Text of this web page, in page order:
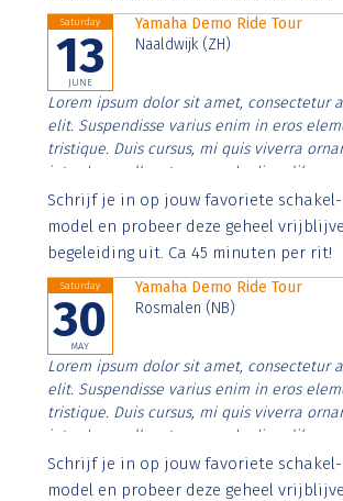
Saturday
13
JUNE
Yamaha Demo Ride Tour
Naaldwijk (ZH)
Lorem ipsum dolor sit amet, consectetur
elit. Suspendisse varius enim in eros
tristique. Duis cursus, mi quis viverra
interdum nulla, ut commodo diam libero
Aenean faucibus nibh et justo cursus id
imperdiet. Nunc ut sem vitae risus
Schrijf je in op jouw favoriete schakel-
model en probeer deze geheel
begeleiding uit. Ca 45 minuten per rit!
Saturday
30
MAY
Yamaha Demo Ride Tour
Rosmalen (NB)
Lorem ipsum dolor sit amet, consectetur
elit. Suspendisse varius enim in eros
tristique. Duis cursus, mi quis viverra
interdum nulla, ut commodo diam libero
Aenean faucibus nibh et justo cursus id
imperdiet. Nunc ut sem vitae risus
Schrijf je in op jouw favoriete schakel-
model en probeer deze geheel